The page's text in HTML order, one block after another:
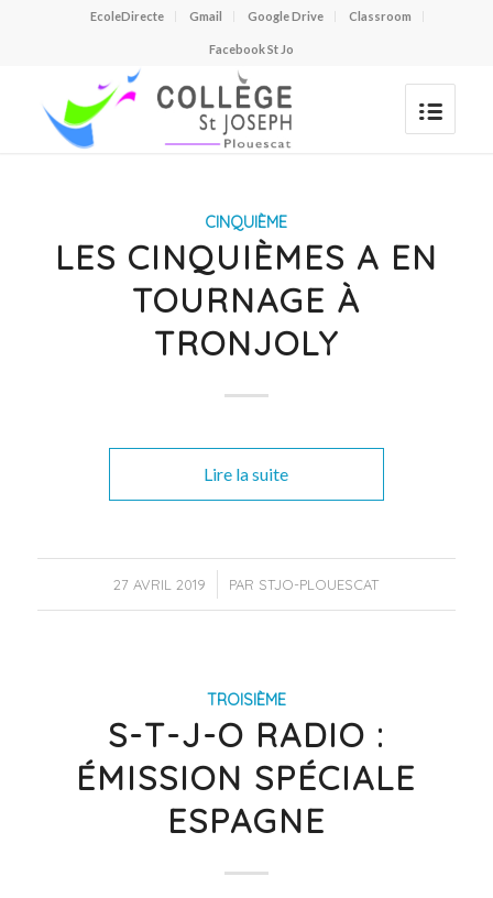
EcoleDirecte Gmail Google Drive Classroom
Facebook St Jo
CINQUIÈME
LES CINQUIÈMES A EN
TOURNAGE À
TRONJOLY
Lire la suite
27 AVRIL 2019
/ PAR STJO-PLOUESCAT
TROISIÈME
S-T-J-O RADIO :
ÉMISSION SPÉCIALE
ESPAGNE